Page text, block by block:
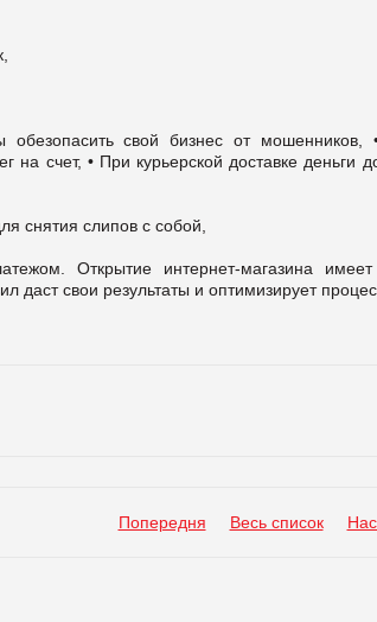
свой бизнес от мошенников,
на счет, • При курьерской доставке деньги
снятия слипов с собой,
Открытие интернет-магазина
свои результаты и оптимизирует
Попередня Весь список